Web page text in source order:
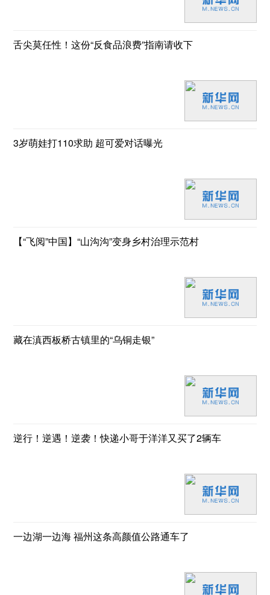
舌尖莫任性！这份“反食品浪费”指南请收下
3岁萌娃打110求助 超可爱对话曝光
【“飞阅”中国】“山沟沟”变身乡村治理示范村
藏在滇西板桥古镇里的“乌铜走银”
逆行！逆遇！逆袭！快递小哥于洋洋又买了2辆车
一边湖一边海 福州这条高颜值公路通车了